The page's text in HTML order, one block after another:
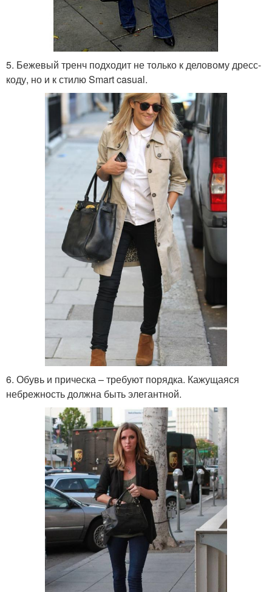
5. Бежевый тренч подходит не только к деловому дресс-
коду, но и к стилю Smart casual.
6. Обувь и прическа – требуют порядка. Кажущаяся
небрежность должна быть элегантной.